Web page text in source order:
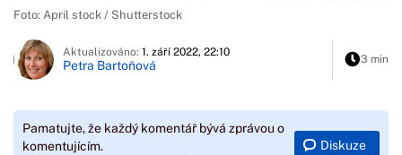
Foto: April stock / Shutterstock
Aktualizováno: 1. září 2022, 22:10
Petra Bartoňová 3 min
Pamatujte, že každý komentář bývá zprávou o
komentujícím.
Diskuze